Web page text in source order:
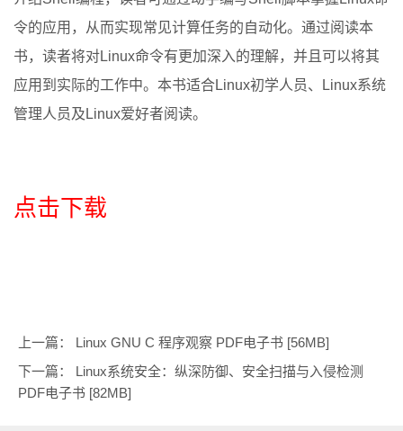
令的应用，从而实现常见计算任务的自动化。通过阅读本
书，读者将对Linux命令有更加深入的理解，并且可以将其
应用到实际的工作中。本书适合Linux初学人员、Linux系统
管理人员及Linux爱好者阅读。
点击下载
上一篇： Linux GNU C 程序观察 PDF电子书 [56MB]
下一篇： Linux系统安全：纵深防御、安全扫描与入侵检测
PDF电子书 [82MB]